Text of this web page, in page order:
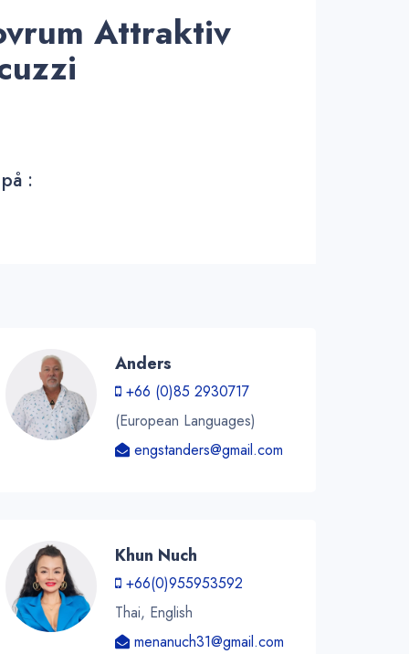
Attraktiv
:
Anders
+66 (0)85 2930717
(European Languages)
engstanders@gmail.com
Khun Nuch
+66(0)955953592
Thai, English
menanuch31@gmail.com